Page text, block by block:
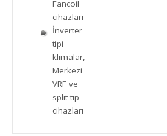
Fancoil
cihazları
İnverter
tipi
klimalar,
Merkezi
VRF ve
split tip
cihazları